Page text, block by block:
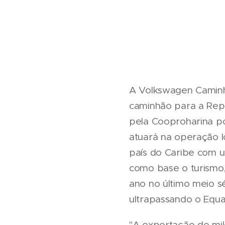
A Volkswagen
caminhão para a
pela Cooproharina
atuará na operação
país do Caribe com
como base o
ano no último meio
ultrapassando o